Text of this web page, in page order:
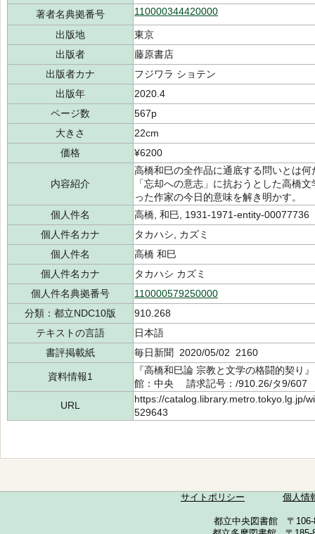
著者名典拠番号
110000344420000
出版地
東京
出版者
藤原書店
出版者カナ
フジワラ ショテン
出版年
2020.4
ページ数
567p
大きさ
22cm
価格
¥6200
内容紹介
高橋和巳の全作品に通底する問いとは
「忘却への意志」に抗おうとした高橋
った作家の今日的意味を解き明かす。
個人件名
高橋, 和巳, 1931-1971-entity-00077736
個人件名カナ
タカハシ, カズミ
個人件名
高橋 和巳
個人件名カナ
タカハシ カズミ
個人件名典拠番号
110000579250000
分類：都立NDC10版
910.268
テキストの言語
日本語
書評掲載紙
毎日新聞 2020/05/02 2160
資料情報1
『高橋和巳論 宗教と文学の格闘的
館：中央 請求記号：/910.26/タ9/607
URL
https://catalog.library.metro.tokyo.lg.jp/
529643
サイトポリシー 個人情
都立中央図書館 〒